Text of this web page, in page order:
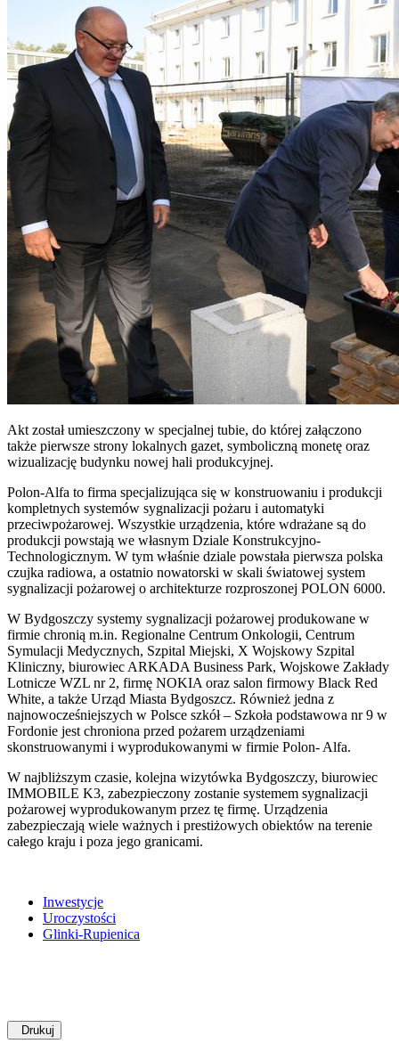
Akt został umieszczony w specjalnej tubie, do której załączono
także pierwsze strony lokalnych gazet, symboliczną monetę oraz
wizualizację budynku nowej hali produkcyjnej.
Polon-Alfa to firma specjalizująca się w konstruowaniu i produkcji
kompletnych systemów sygnalizacji pożaru i automatyki
przeciwpożarowej. Wszystkie urządzenia, które wdrażane są do
produkcji powstają we własnym Dziale Konstrukcyjno-
Technologicznym. W tym właśnie dziale powstała pierwsza polska
czujka radiowa, a ostatnio nowatorski w skali światowej system
sygnalizacji pożarowej o architekturze rozproszonej POLON 6000.
W Bydgoszczy systemy sygnalizacji pożarowej produkowane w
firmie chronią m.in. Regionalne Centrum Onkologii, Centrum
Symulacji Medycznych, Szpital Miejski, X Wojskowy Szpital
Kliniczny, biurowiec ARKADA Business Park, Wojskowe Zakłady
Lotnicze WZL nr 2, firmę NOKIA oraz salon firmowy Black Red
White, a także Urząd Miasta Bydgoszcz. Również jedna z
najnowocześniejszych w Polsce szkół – Szkoła podstawowa nr 9 w
Fordonie jest chroniona przed pożarem urządzeniami
skonstruowanymi i wyprodukowanymi w firmie Polon- Alfa.
W najbliższym czasie, kolejna wizytówka Bydgoszczy, biurowiec
IMMOBILE K3, zabezpieczony zostanie systemem sygnalizacji
pożarowej wyprodukowanym przez tę firmę. Urządzenia
zabezpieczają wiele ważnych i prestiżowych obiektów na terenie
całego kraju i poza jego granicami.
Inwestycje
Uroczystości
Glinki-Rupienica
Drukuj